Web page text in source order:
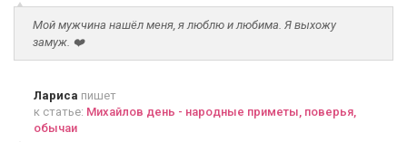
Мой мужчина нашёл меня, я люблю и любима. Я выхожу
замуж. ❤️
Лариса пишет
к статье: Михайлов день - народные приметы, поверья,
обычаи